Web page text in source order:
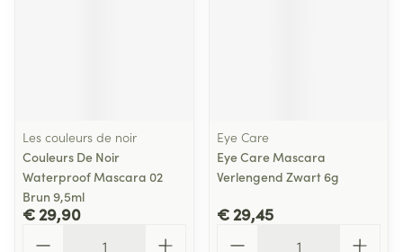
Les couleurs de noir
Couleurs De Noir
Waterproof Mascara 02
Brun 9,5ml
€ 29,90
Eye Care
Eye Care Mascara
Verlengend Zwart 6g
€ 29,45